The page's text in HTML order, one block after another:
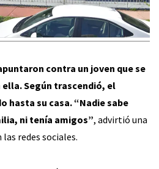
contra un joven que se
Según trascendió, el
hasta su casa. “Nadie sabe
ni tenía amigos”, advirtió una
las redes sociales.